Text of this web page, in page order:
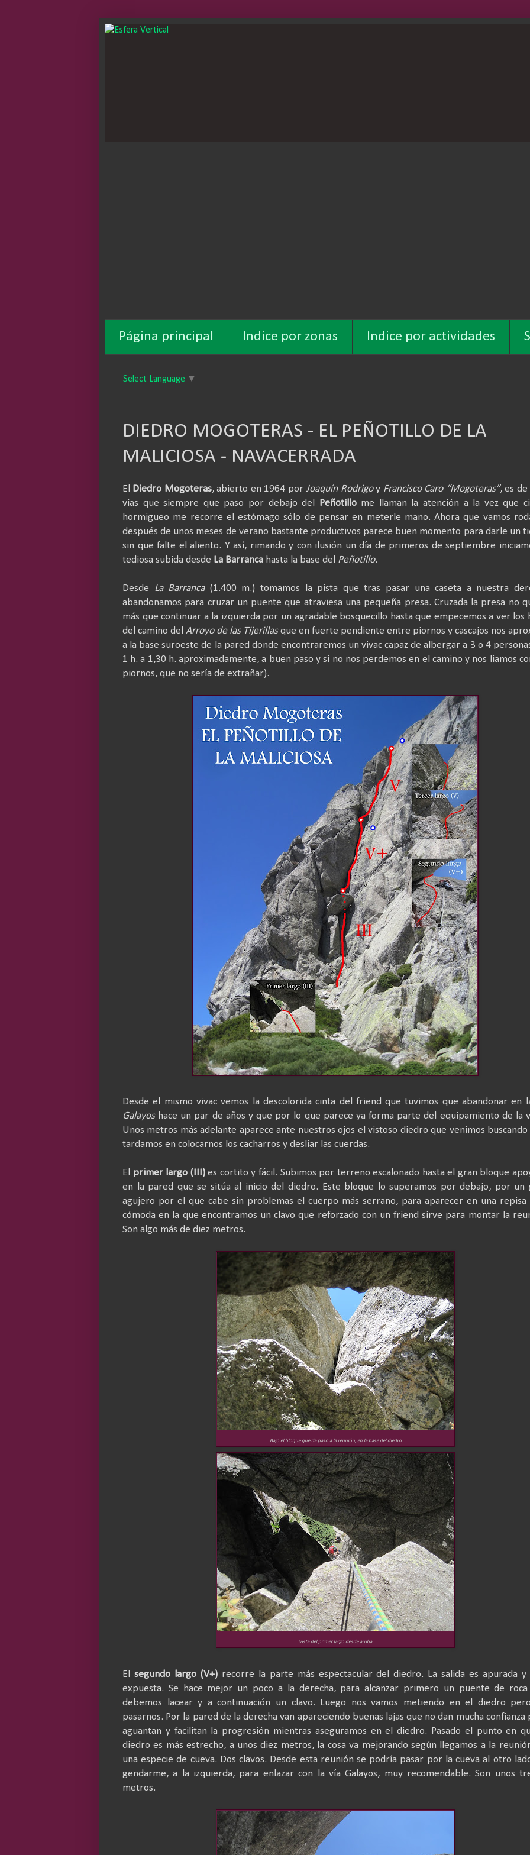
Página principal Indice por zonas Indice por actividades
Select Language ▼
DIEDRO MOGOTERAS - EL PEÑOTILLO DE LA
MALICIOSA - NAVACERRADA
El Diedro Mogoteras, abierto en 1964 porJoaquín Rodrigoy Francisco Caro “Mogoteras”, es de
vías que siempre que paso por debajo del
Peñotillome llaman la atención a la vez que
hormigueo me recorre el estómago sólo de pensar en meterle mano. Ahora que vamos
después de unos meses de verano bastante productivos parece buen momento para darle un
sin que falte el aliento. Y así, rimando y con ilusión un día de primeros de septiembre
tediosa subida desde La Barranca hasta la base del Peñotillo.
Desde La Barranca(1.400 m.) tomamos la pista que tras pasar una caseta a nuestra
abandonamos para cruzar un puente que atraviesa una pequeña presa. Cruzada la presa no
más que continuar a la izquierda por un agradable bosquecillo hasta que empecemos a ver los
del camino del Arroyo de las Tijerillasque en fuerte pendiente entre piornos y cascajos nos
a la base suroeste de la pared donde encontraremos un vivac capaz de albergar a 3 o 4
1 h. a 1,30 h. aproximadamente, a buen paso y si no nos perdemos en el camino y nos liamos
piornos, que no sería de extrañar).
Desde el mismo vivac vemos la descolorida cinta del friend que tuvimos que abandonar en
Galayoshace un par de años y que por lo que parece ya forma parte del equipamiento de la
Unos metros más adelante aparece ante nuestros ojos el vistoso diedro que venimos buscando
tardamos en colocarnos los cacharros y desliar las cuerdas.
El primer largo (III)es cortito y fácil. Subimos por terreno escalonado hasta el gran bloque
en la pared que se sitúa al inicio del diedro. Este bloque lo superamos por debajo, por un
agujero por el que cabe sin problemas el cuerpo más serrano, para aparecer en una repisa
cómoda en la que encontramos un clavo que reforzado con un friend sirve para montar la
Son algo más de diez metros.
Bajo el bloque que da paso a la reunión, en la base del diedro
Vista del primer largo desde arriba
El segundo largo (V+)recorre la parte más espectacular del diedro. La salida es apurada y
expuesta. Se hace mejor un poco a la derecha, para alcanzar primero un puente de roca
debemos lacear y a continuación un clavo. Luego nos vamos metiendo en el diedro
pasarnos. Por la pared de la derecha van apareciendo buenas lajas que no dan mucha confianza
aguantan y facilitan la progresión mientras aseguramos en el diedro. Pasado el punto en
diedro es más estrecho, a unos diez metros, la cosa va mejorando según llegamos a la
una especie de cueva. Dos clavos. Desde esta reunión se podría pasar por la cueva al otro
gendarme, a la izquierda, para enlazar con la vía Galayos, muy recomendable. Son unos
metros.